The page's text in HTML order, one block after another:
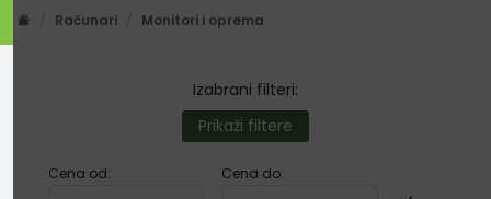
Računari Monitori i oprema
Izabrani filteri:
Prikaži filtere
Cena od: Cena do: